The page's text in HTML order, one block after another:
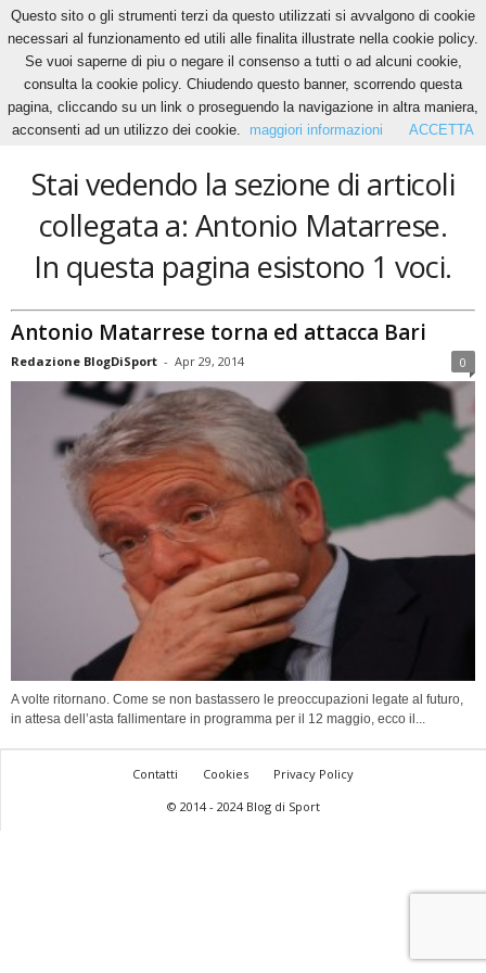
Home Tags Antonio Matarrese
Antonio Matarrese
Stai vedendo la sezione di articoli
collegata a: Antonio Matarrese.
In questa pagina esistono 1 voci.
Antonio Matarrese torna ed attacca Bari
Redazione BlogDiSport - Apr 29, 2014 0
A volte ritornano. Come se non bastassero le preoccupazioni legate al futuro,
in attesa dell’asta fallimentare in programma per il 12 maggio, ecco il...
Contatti Cookies
Privacy Policy
© 2014 - 2024 Blog di Sport
Questo sito o gli strumenti terzi da questo utilizzati si avvalgono di cookie
necessari al funzionamento ed utili alle finalita illustrate nella cookie policy.
Se vuoi saperne di piu o negare il consenso a tutti o ad alcuni cookie,
consulta la cookie policy. Chiudendo questo banner, scorrendo questa
pagina, cliccando su un link o proseguendo la navigazione in altra maniera,
acconsenti ad un utilizzo dei cookie.
maggiori informazioni ACCETTA